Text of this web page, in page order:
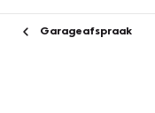
Garageafspraak